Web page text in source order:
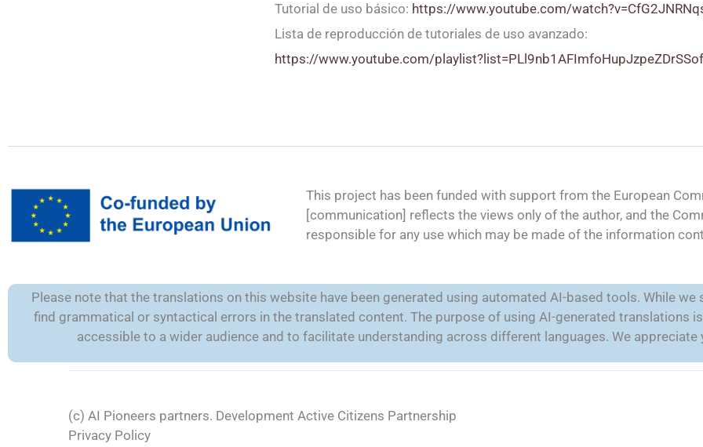
Tutorial de uso básico: https://www.youtube.com/
Lista de reproducción de tutoriales de uso avanzado:
https://www.youtube.com/
This project has been funded with support from the European
[communication] reflects the views only of the author, and the
responsible for any use which may be made of the information
Please note that the translations on this website have been generated using automated AI-based tools. While we
find grammatical or syntactical errors in the translated content. The purpose of using AI-generated translations
accessible to a wider audience and to facilitate understanding across different languages. We appreciate
(c) AI Pioneers partners. Development Active Citizens Partnership
Privacy Policy